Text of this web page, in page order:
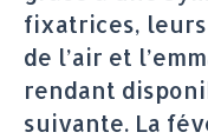
fixatrices,
de l’air et
rendant
suivante. La